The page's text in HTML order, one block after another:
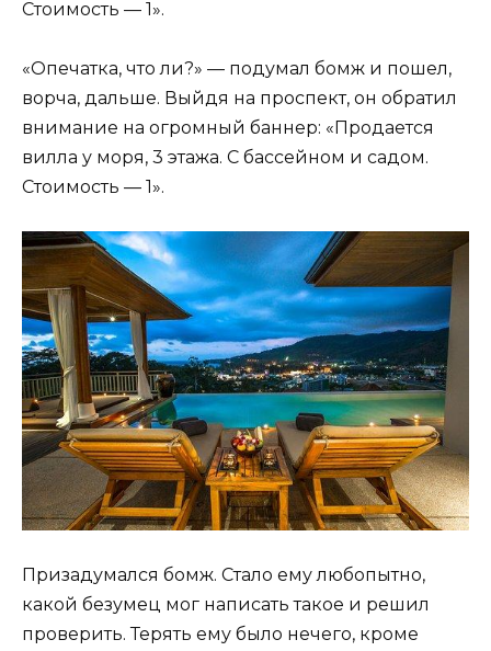
Стоимость — 1».
«Опечатка, что ли?» — подумал бомж и пошел,
ворча, дальше. Выйдя на проспект, он обратил
внимание на огромный баннер: «Продается
вилла у моря, 3 этажа. С бассейном и садом.
Стоимость — 1».
Призадумался бомж. Стало ему любопытно,
какой безумец мог написать такое и решил
проверить. Терять ему было нечего, кроме